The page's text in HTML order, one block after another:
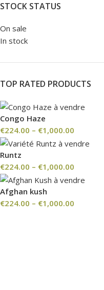
STOCK STATUS
On sale
In stock
TOP RATED PRODUCTS
Congo Haze
€224.00 – €1,000.00
Runtz
€224.00 – €1,000.00
Afghan kush
€224.00 – €1,000.00